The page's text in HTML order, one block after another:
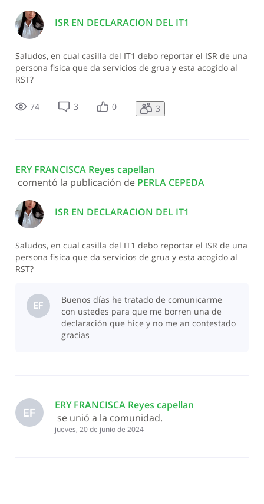
ISR EN DECLARACION DEL IT1
Saludos, en cual casilla del IT1 debo reportar el ISR de una
persona fisica que da servicios de grua y esta acogido al
RST?
74 3 0 3
ERY FRANCISCA Reyes capellan
comentó la publicación de PERLA CEPEDA
ISR EN DECLARACION DEL IT1
Saludos, en cual casilla del IT1 debo reportar el ISR de una
persona fisica que da servicios de grua y esta acogido al
RST?
EF
Buenos días he tratado de comunicarme
con ustedes para que me borren una de
declaración que hice y no me an contestado
gracias
EF
ERY FRANCISCA Reyes capellan
se unió a la comunidad.
jueves, 20 de junio de 2024